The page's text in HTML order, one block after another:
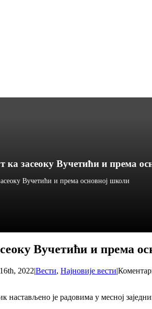
засеоку Вучетићи и према
Вучетићи и према основној школи
Вучетићи и према
2022|Вести, Најновије вести|
је радовима у месној